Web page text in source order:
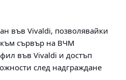
във Vivaldi, позволявайки
сървър на ВЧМ
във Vivaldi и достъп
след надграждане